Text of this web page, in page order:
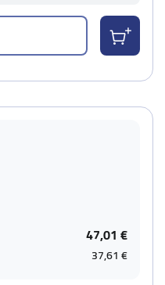
47,01 €
37,61 €